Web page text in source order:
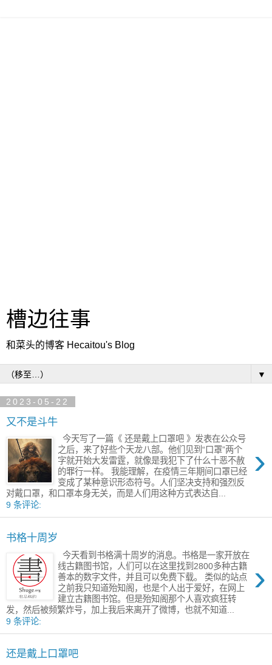
槽边往事
和菜头的博客 Hecaitou's Blog
▼
2023-05-22
又不是斗牛
›
今天写了一篇《 还是戴上口罩吧 》发表在公众号
之后，来了好些个天龙八部。他们见到“口罩”两个
字就开始大发雷霆，就像是我犯下了什么十恶不赦
的罪行一样。 我能理解，在疫情三年期间口罩已经
变成了某种意识形态符号。人们坚决支持和强烈反
对戴口罩，和口罩本身无关，而是人们用这种方式表达自...
9 条评论:
书格十周岁
›
今天看到书格满十周岁的消息。书格是一家开放在
线古籍图书馆，人们可以在这里找到2800多种古籍
善本的数字文件，并且可以免费下载。 类似的站点
之前我只知道殆知阁，也是个人出于爱好，在网上
建立古籍图书馆。但是殆知阁那个人喜欢疯狂转
发，然后被频繁炸号，加上我后来离开了微博，也就不知道...
9 条评论:
还是戴上口罩吧